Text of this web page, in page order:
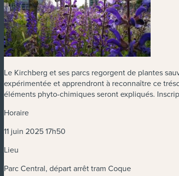
Le Kirchberg et ses parcs regorgent de plantes
expérimentée et apprendront à reconnaître ce
éléments phyto-chimiques seront expliqués.
Horaire
11 juin 2025 17h50
Lieu
Parc Central, départ arrêt tram Coque